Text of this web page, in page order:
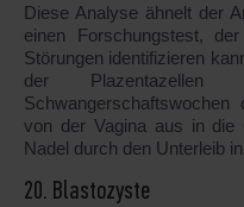
Diese Analyse ähnelt der
einen Forschungstest,
Störungen identifizieren
der
von der Vagina aus in die
Nadel durch den Unterleib
20. Blastozyste